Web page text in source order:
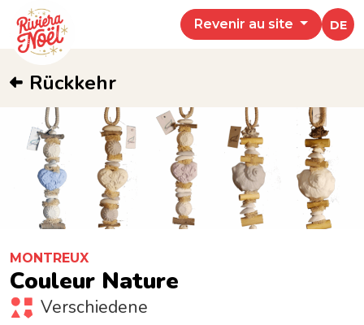
Revenir au site DE
Rückkehr
MONTREUX
Couleur Nature
Verschiedene